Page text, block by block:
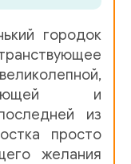
городок
и
из
просто
желания